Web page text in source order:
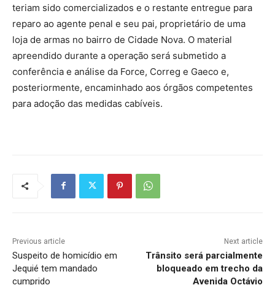
teriam sido comercializados e o restante entregue para
reparo ao agente penal e seu pai, proprietário de uma
loja de armas no bairro de Cidade Nova. O material
apreendido durante a operação será submetido a
conferência e análise da Force, Correg e Gaeco e,
posteriormente, encaminhado aos órgãos competentes
para adoção das medidas cabíveis.
Previous article
Suspeito de homicídio em
Jequié tem mandado
cumprido
Next article
Trânsito será parcialmente
bloqueado em trecho da
Avenida Octávio